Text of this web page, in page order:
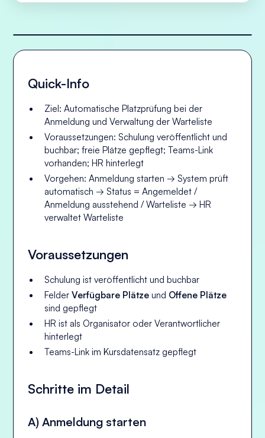
Quick-Info
Ziel: Automatische Platzprüfung bei der
Anmeldung und Verwaltung der Warteliste
Voraussetzungen: Schulung veröffentlicht und
buchbar; freie Plätze gepflegt; Teams-Link
vorhanden; HR hinterlegt
Vorgehen: Anmeldung starten → System prüft
automatisch → Status = Angemeldet /
Anmeldung ausstehend / Warteliste → HR
verwaltet Warteliste
Voraussetzungen
Schulung ist veröffentlicht und buchbar
FelderVerfügbare Plätze und Offene Plätze
sind gepflegt
HR ist als Organisator oder Verantwortlicher
hinterlegt
Teams-Link im Kursdatensatz gepflegt
Schritte im Detail
A) Anmeldung starten